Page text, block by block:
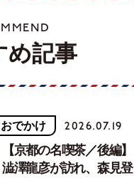
め記事
おでかけ 2026.07.19
【京都の名喫茶／後編】
澁澤龍彦が訪れ、森見登